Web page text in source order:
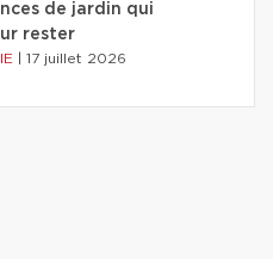
de jardin qui
rester
17 juillet 2026